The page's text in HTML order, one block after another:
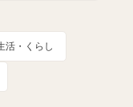
活・くらし